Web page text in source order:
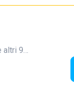
altri 9…